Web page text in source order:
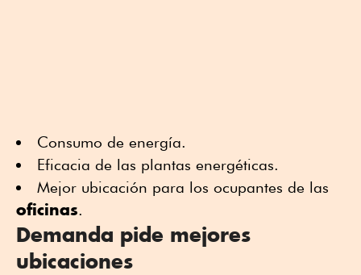
Consumo de energía.
Eficacia de las plantas energéticas.
Mejor ubicación para los ocupantes de las
oficinas.
Demanda pide mejores
ubicaciones